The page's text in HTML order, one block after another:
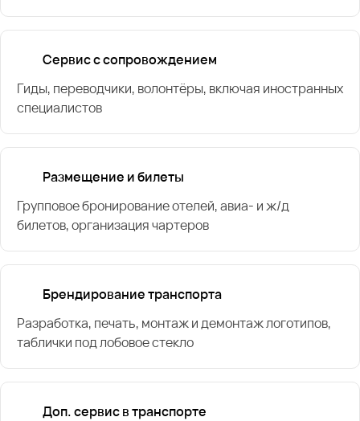
Сервис с сопровождением
Гиды, переводчики, волонтёры, включая иностранных
специалистов
Размещение и билеты
Групповое бронирование отелей, авиа- и ж/д
билетов, организация чартеров
Брендирование транспорта
Разработка, печать, монтаж и демонтаж логотипов,
таблички под лобовое стекло
Доп. сервис в транспорте